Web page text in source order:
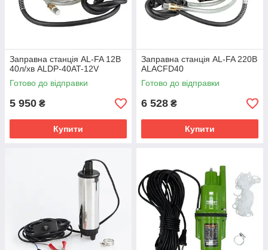
Заправна станція AL-FA 12В
40л/хв ALDP-40AT-12V
Готово до відправки
5 950 ₴
Купити
Заправна станція AL-FA 220В
ALACFD40
Готово до відправки
6 528 ₴
Купити